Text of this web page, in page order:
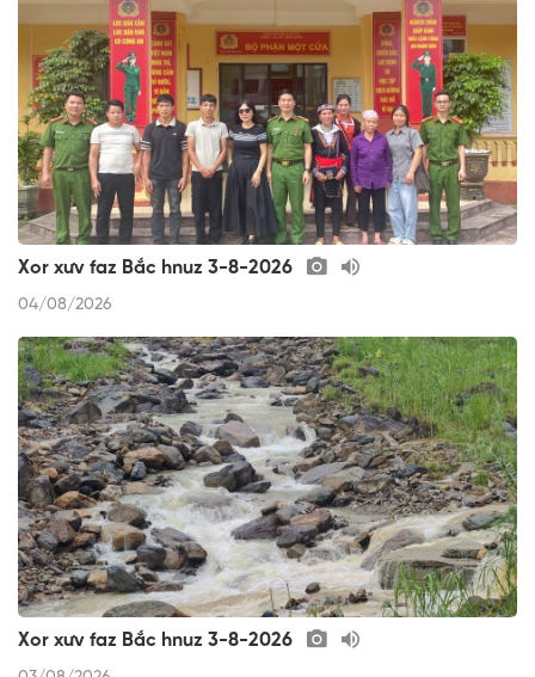
Xor xưv faz Bắc hnuz 3-8-2026
04/08/2026
Xor xưv faz Bắc hnuz 3-8-2026